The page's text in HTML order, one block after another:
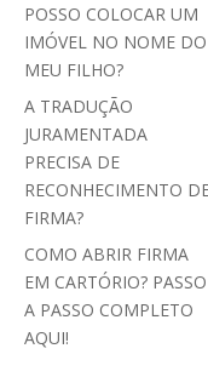
POSSO COLOCAR UM
IMÓVEL NO NOME DO
MEU FILHO?
A TRADUÇÃO
JURAMENTADA
PRECISA DE
RECONHECIMENTO
FIRMA?
COMO ABRIR FIRMA
EM CARTÓRIO? PASSO
A PASSO COMPLETO
AQUI!